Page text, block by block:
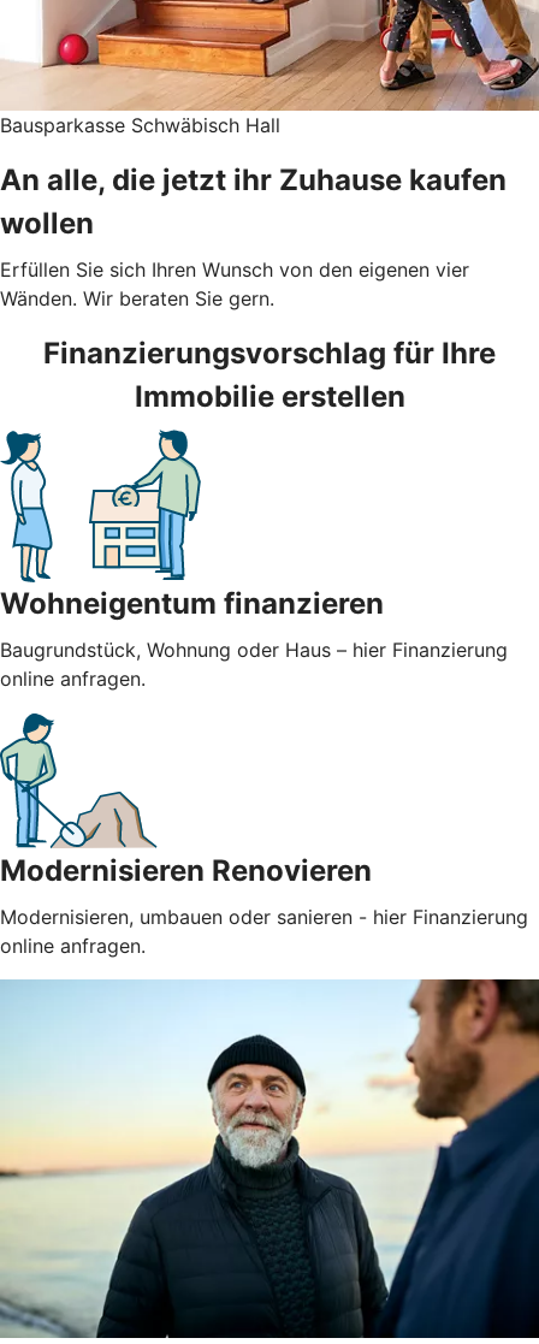
Bausparkasse Schwäbisch Hall
An alle, die jetzt ihr Zuhause kaufen
wollen
Erfüllen Sie sich Ihren Wunsch von den eigenen vier
Wänden. Wir beraten Sie gern.
Finanzierungsvorschlag für Ihre
Immobilie erstellen
Wohneigentum finanzieren
Baugrundstück, Wohnung oder Haus – hier Finanzierung
online anfragen.
Modernisieren Renovieren
Modernisieren, umbauen oder sanieren - hier Finanzierung
online anfragen.